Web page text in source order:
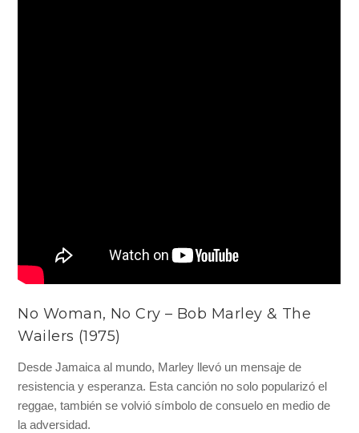
No Woman, No Cry – Bob Marley & The
Wailers (1975)
Desde Jamaica al mundo, Marley llevó un mensaje de
resistencia y esperanza. Esta canción no solo popularizó el
reggae, también se volvió símbolo de consuelo en medio de
la adversidad.